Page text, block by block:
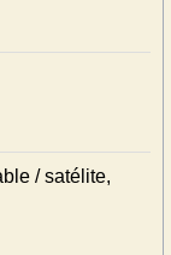
/ satélite,